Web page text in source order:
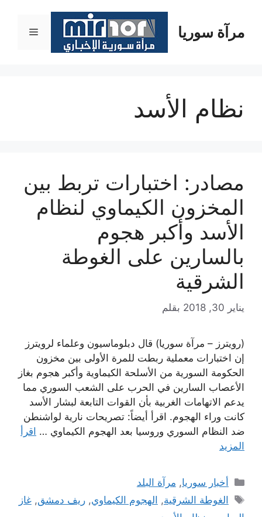
المحتوىمرآة سوريا القائمة
نظام الأسد
مصادر: اختبارات تربط بين
المخزون الكيماوي لنظام
الأسد وأكبر هجوم
بالسارين على الغوطة
الشرقية
يناير 30, 2018 بقلم
(رويترز – مرآة سوريا) قال دبلوماسيون وعلماء لرويترز
إن اختبارات معملية ربطت للمرة الأولى بين مخزون
الحكومة السورية من الأسلحة الكيماوية وأكبر هجوم بغاز
الأعصاب السارين في الحرب على الشعب السوري مما
يدعم الاتهامات الغربية بأن القوات التابعة لبشار الأسد
كانت وراء الهجوم. اقرأ أيضاً: تصريحات نارية لواشنطن
ضد النظام السوري وروسيا بعد الهجوم الكيماوي … اقرأ
المزيد
التصنيفات
أخبار سوريا, مرآة البلد
الوسوم
الغوطة الشرقية, الهجوم الكيماوي,ريف دمشق,غاز